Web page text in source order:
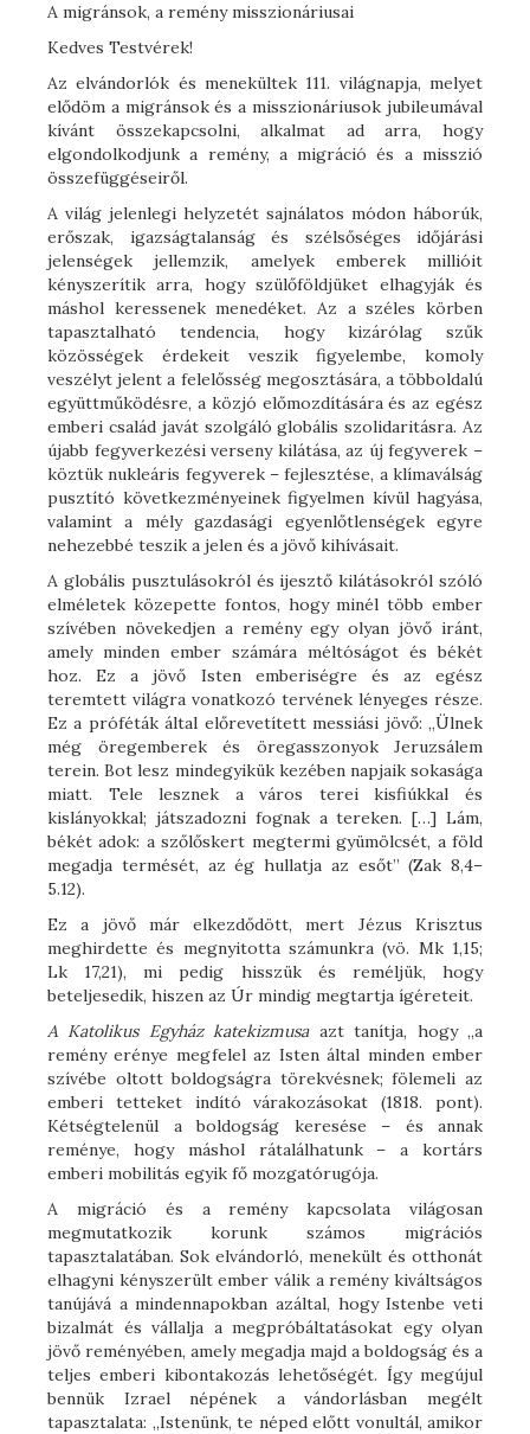
A migránsok, a remény misszionáriusai
Kedves Testvérek!
Az elvándorlók és menekültek 111. világnapja, melyet
elődöm a migránsok és a misszionáriusok jubileumával
kívánt összekapcsolni, alkalmat ad arra, hogy
elgondolkodjunk a remény, a migráció és a misszió
összefüggéseiről.
A világ jelenlegi helyzetét sajnálatos módon háborúk,
erőszak, igazságtalanság és szélsőséges időjárási
jelenségek jellemzik, amelyek emberek millióit
kényszerítik arra, hogy szülőföldjüket elhagyják és
máshol keressenek menedéket. Az a széles körben
tapasztalható tendencia, hogy kizárólag szűk
közösségek érdekeit veszik figyelembe, komoly
veszélyt jelent a felelősség megosztására, a többoldalú
együttműködésre, a közjó előmozdítására és az egész
emberi család javát szolgáló globális szolidaritásra. Az
újabb fegyverkezési verseny kilátása, az új fegyverek –
köztük nukleáris fegyverek – fejlesztése, a klímaválság
pusztító következményeinek figyelmen kívül hagyása,
valamint a mély gazdasági egyenlőtlenségek egyre
nehezebbé teszik a jelen és a jövő kihívásait.
A globális pusztulásokról és ijesztő kilátásokról szóló
elméletek közepette fontos, hogy minél több ember
szívében növekedjen a remény egy olyan jövő iránt,
amely minden ember számára méltóságot és békét
hoz. Ez a jövő Isten emberiségre és az egész
teremtett világra vonatkozó tervének lényeges része.
Ez a próféták által előrevetített messiási jövő: „Ülnek
még öregemberek és öregasszonyok Jeruzsálem
terein. Bot lesz mindegyikük kezében napjaik sokasága
miatt. Tele lesznek a város terei kisfiúkkal és
kislányokkal; játszadozni fognak a tereken. […] Lám,
békét adok: a szőlőskert megtermi gyümölcsét, a föld
megadja termését, az ég hullatja az esőt” (Zak 8,4–
5.12).
Ez a jövő már elkezdődött, mert Jézus Krisztus
meghirdette és megnyitotta számunkra (vö. Mk 1,15;
Lk 17,21), mi pedig hisszük és reméljük, hogy
beteljesedik, hiszen az Úr mindig megtartja ígéreteit.
A Katolikus Egyház katekizmusaazt tanítja, hogy „a
remény erénye megfelel az Isten által minden ember
szívébe oltott boldogságra törekvésnek; fölemeli az
emberi tetteket indító várakozásokat (1818. pont).
Kétségtelenül a boldogság keresése – és annak
reménye, hogy máshol rátalálhatunk – a kortárs
emberi mobilitás egyik fő mozgatórugója.
A migráció és a remény kapcsolata világosan
megmutatkozik korunk számos migrációs
tapasztalatában. Sok elvándorló, menekült és otthonát
elhagyni kényszerült ember válik a remény kiváltságos
tanújává a mindennapokban azáltal, hogy Istenbe veti
bizalmát és vállalja a megpróbáltatásokat egy olyan
jövő reményében, amely megadja majd a boldogság és a
teljes emberi kibontakozás lehetőségét. Így megújul
bennük Izrael népének a vándorlásban megélt
tapasztalata: „Istenünk, te néped előtt vonultál, amikor